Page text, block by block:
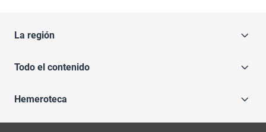
La región
Todo el contenido
Hemeroteca